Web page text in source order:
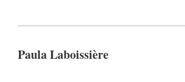
Paula Laboissière